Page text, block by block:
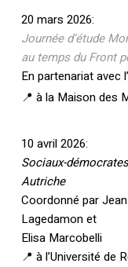
20 mars 2026:
Journée d’étude
au temps du Front
En partenariat avec
📍 à la Maison des
10 avril 2026:
Sociaux-
Autriche
Coordonné par
Lagedamon et
Elisa Marcobelli
📍 à l’Université de